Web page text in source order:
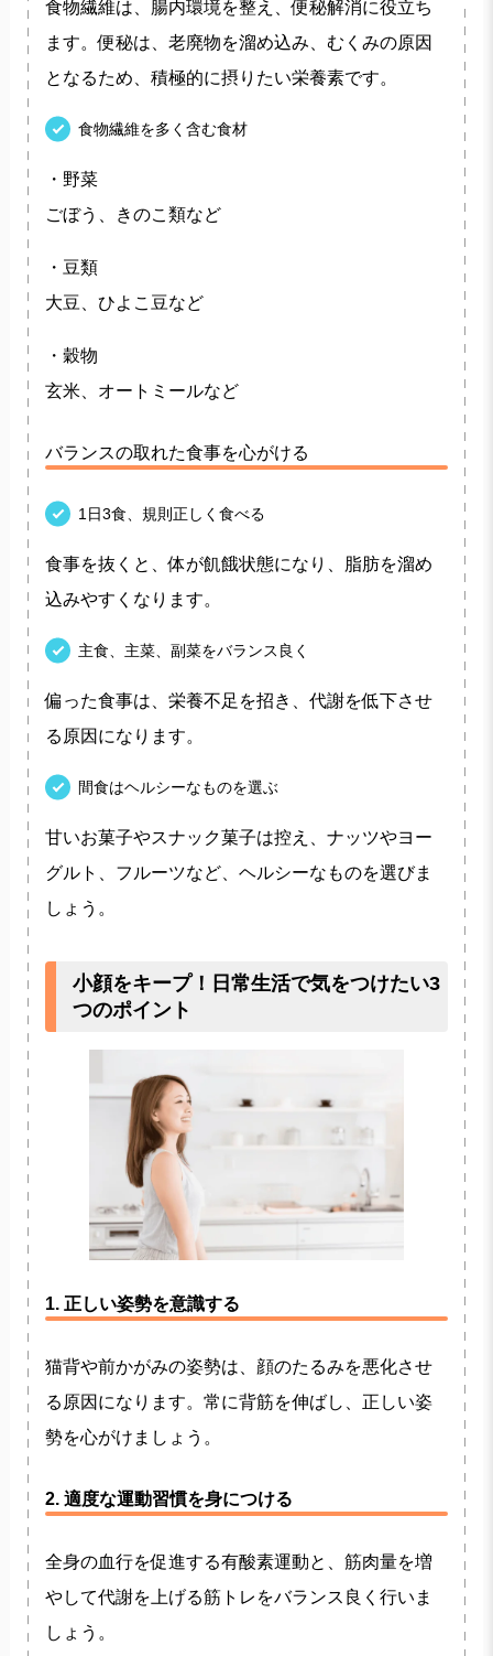
食物繊維は、腸内環境を整え、便秘解消に役立ち
ます。便秘は、老廃物を溜め込み、むくみの原因
となるため、積極的に摂りたい栄養素です。
食物繊維を多く含む食材
・野菜
ごぼう、きのこ類など
・豆類
大豆、ひよこ豆など
・穀物
玄米、オートミールなど
バランスの取れた食事を心がける
1日3食、規則正しく食べる
食事を抜くと、体が飢餓状態になり、脂肪を溜め
込みやすくなります。
主食、主菜、副菜をバランス良く
偏った食事は、栄養不足を招き、代謝を低下させ
る原因になります。
間食はヘルシーなものを選ぶ
甘いお菓子やスナック菓子は控え、ナッツやヨー
グルト、フルーツなど、ヘルシーなものを選びま
しょう。
小顔をキープ！日常生活で気をつけたい3
つのポイント
1. 正しい姿勢を意識する
猫背や前かがみの姿勢は、顔のたるみを悪化させ
る原因になります。常に背筋を伸ばし、正しい姿
勢を心がけましょう。
2. 適度な運動習慣を身につける
全身の血行を促進する有酸素運動と、筋肉量を増
やして代謝を上げる筋トレをバランス良く行いま
しょう。